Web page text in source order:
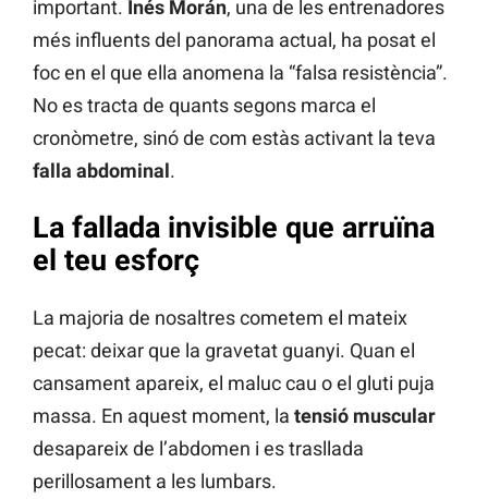
important. Inés Morán, una de les entrenadores
més influents del panorama actual, ha posat el
foc en el que ella anomena la “falsa resistència”.
No es tracta de quants segons marca el
cronòmetre, sinó de com estàs activant la teva
falla abdominal.
La fallada invisible que arruïna
el teu esforç
La majoria de nosaltres cometem el mateix
pecat: deixar que la gravetat guanyi. Quan el
cansament apareix, el maluc cau o el gluti puja
massa. En aquest moment, la tensió muscular
desapareix de l’abdomen i es trasllada
perillosament a les lumbars.